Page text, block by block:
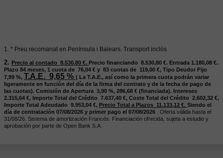
1. * Preu recomanat en Península i Balears. Transport inclòs
2. Precio al contado 8.530,80 €. Precio financiando 8.530,80 €. Entrada 1.180,08 €.
Plazo 84 meses, 1 cuota de 76,04 € y 83 cuotas de 119,00 €, Tipo Deudor Fijo
7,99 %, T.A.E. 9,65 % ( La T.A.E., así como la primera cuota podrán variar
ligeramente en función del día de la firma del contrato y de la fecha de pago de
las cuotas). Comisión de Apertura 3,90 %, 286,68 € (financiada). Intereses
2.315,64 €, Importe Total del Crédito 7.637,40 €, Coste Total del Crédito 2.602,32 €,
Importe Total Adeudado 9.953,04 €, Precio Total a Plazos 11.133,12 €. Siendo el
día de contratación 07/08/2026 y primer pago el 07/08/2026
. Oferta válida hasta el
31/08/26 Sistema de amortización Francés. Financiación ofrecida, sujeta a estudio y
aprobación por parte de Open Bank S.A.